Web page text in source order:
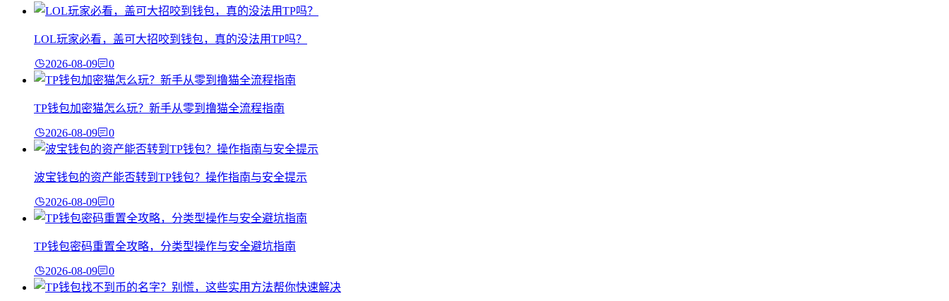
LOL玩家必看，盖可大招咬到钱包，真的没法用TP吗？
2026-08-09 0
TP钱包加密猫怎么玩？新手从零到撸猫全流程指南
2026-08-09 0
波宝钱包的资产能否转到TP钱包？操作指南与安全提示
2026-08-09 0
TP钱包密码重置全攻略，分类型操作与安全避坑指南
2026-08-09 0